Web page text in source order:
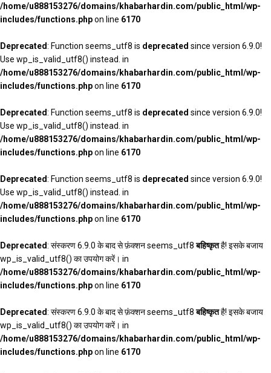
/home/u888153276/domains/khabarhardin.com/public_html/wp-
includes/functions.phpon line 6170
Deprecated: Function seems_utf8 is deprecated since version 6.9.0!
Use wp_is_valid_utf8() instead. in
/home/u888153276/domains/khabarhardin.com/public_html/wp-
includes/functions.phpon line 6170
Deprecated: Function seems_utf8 is deprecated since version 6.9.0!
Use wp_is_valid_utf8() instead. in
/home/u888153276/domains/khabarhardin.com/public_html/wp-
includes/functions.phpon line 6170
Deprecated: Function seems_utf8 is deprecated since version 6.9.0!
Use wp_is_valid_utf8() instead. in
/home/u888153276/domains/khabarhardin.com/public_html/wp-
includes/functions.phpon line 6170
Deprecated: संस्करण 6.9.0 के बाद से फ़ंक्शन seems_utf8बहिष्कृतहै! इसके बजाय
wp_is_valid_utf8() का उपयोग करें। in
/home/u888153276/domains/khabarhardin.com/public_html/wp-
includes/functions.phpon line 6170
Deprecated: संस्करण 6.9.0 के बाद से फ़ंक्शन seems_utf8बहिष्कृतहै! इसके बजाय
wp_is_valid_utf8() का उपयोग करें। in
/home/u888153276/domains/khabarhardin.com/public_html/wp-
includes/functions.phpon line 6170